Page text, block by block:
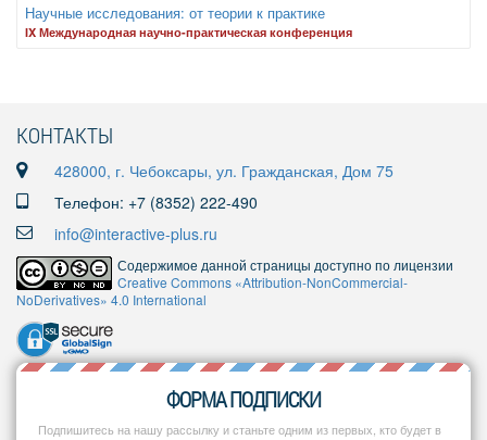
Научные исследования: от теории к практике
IX Международная научно-практическая конференция
КОНТАКТЫ
428000, г. Чебоксары, ул. Гражданская, Дом 75
Телефон: +7 (8352) 222-490
info@interactive-plus.ru
Содержимое данной страницы доступно по лицензии
Creative Commons «Attribution-NonCommercial-
NoDerivatives» 4.0 International
ФОРМА ПОДПИСКИ
Подпишитесь на нашу рассылку и станьте одним из первых, кто будет в